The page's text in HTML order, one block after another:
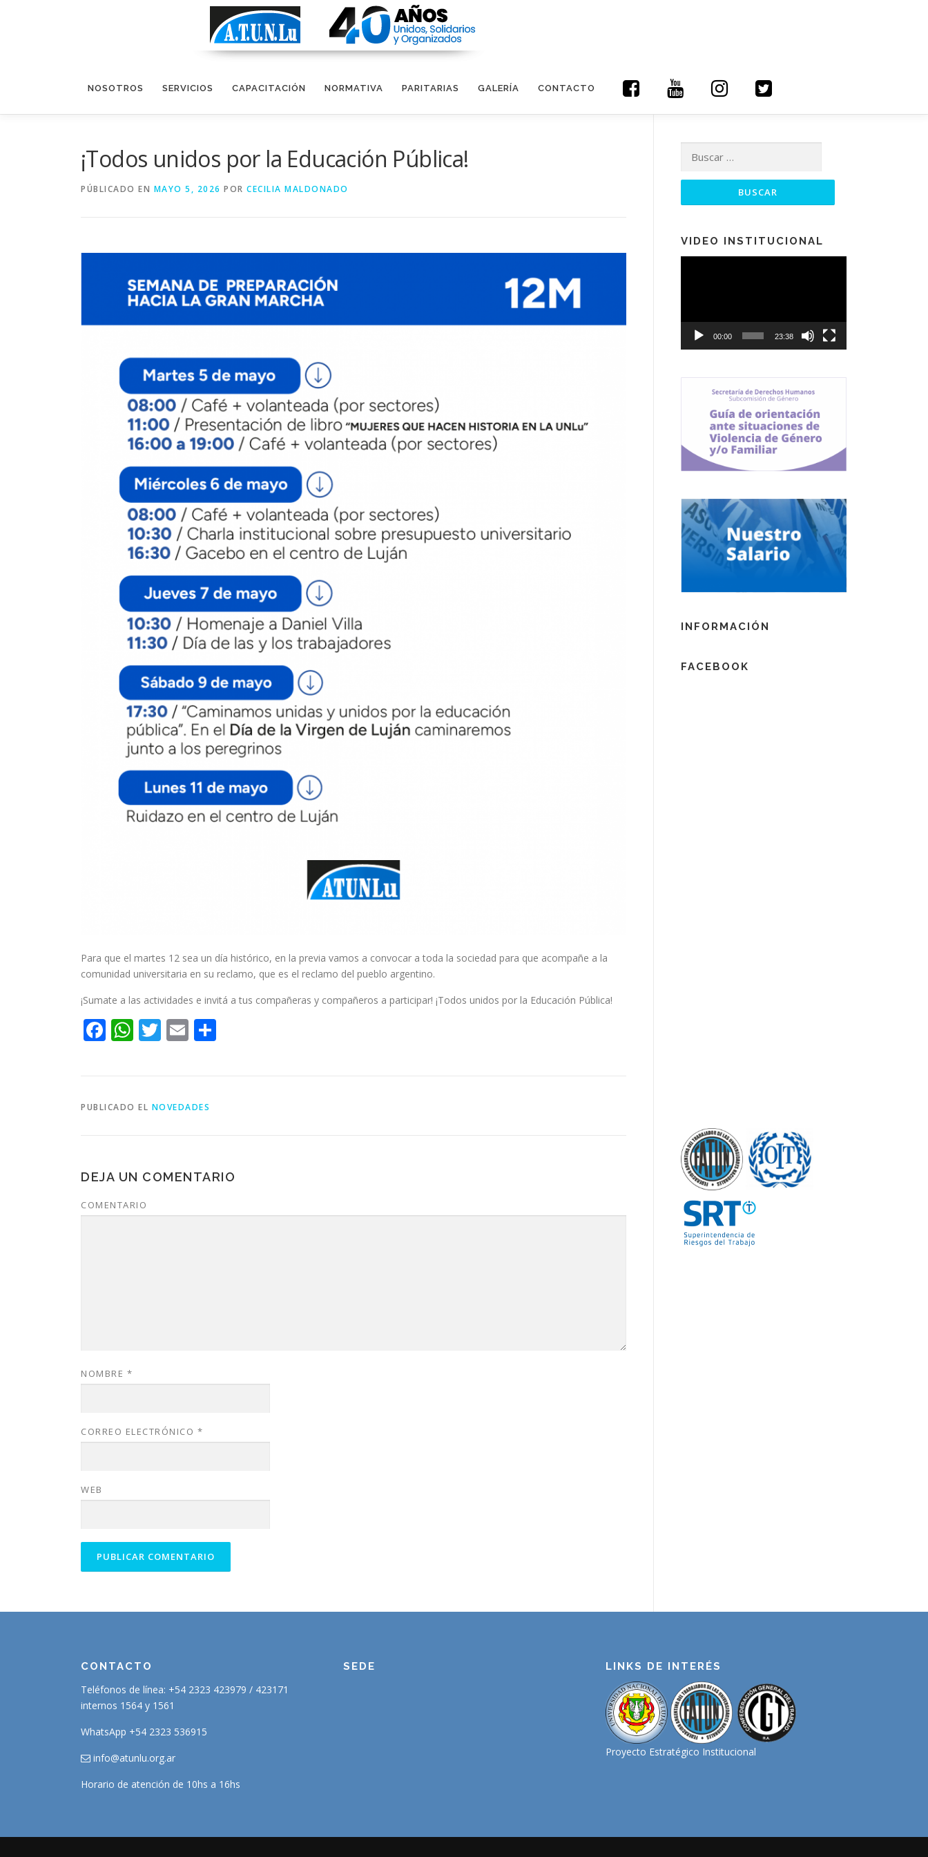
NOSOTROS SERVICIOS CAPACITACIÓN NORMATIVA PARITARIAS GALERÍA CONTACTO
¡Todos unidos por la Educación Pública!
PÚBLICADO EN MAYO 5, 2026 POR CECILIA MALDONADO
Para que el martes 12 sea un día histórico, en la previa vamos a convocar a toda la sociedad para que acompañe a la
comunidad universitaria en su reclamo, que es el reclamo del pueblo argentino.
¡Sumate a las actividades e invitá a tus compañeras y compañeros a participar! ¡Todos unidos por la Educación Pública!
Facebook
WhatsApp
Twitter
Email
PUBLICADO EL NOVEDADES
DEJA UN COMENTARIO
COMENTARIO
NOMBRE *
CORREO ELECTRÓNICO *
WEB
VIDEO INSTITUCIONAL
00:00 23:38
INFORMACIÓN
FACEBOOK
CONTACTO
Teléfonos de línea: +54 2323 423979 / 423171
internos 1564 y 1561
WhatsApp +54 2323 536915
info@atunlu.org.ar
Horario de atención de 10hs a 16hs
SEDE LINKS DE INTERÉS
Proyecto Estratégico Institucional